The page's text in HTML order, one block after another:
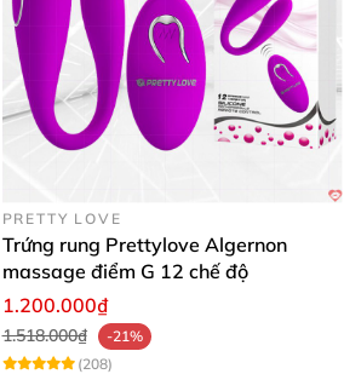
PRETTY LOVE
Trứng rung Prettylove Algernon
massage điểm G 12 chế độ
1.200.000₫
1.518.000₫
-21%
(208)